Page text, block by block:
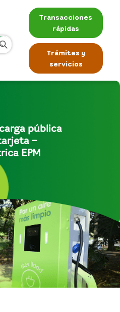
Transacciones
rápidas
Trámites y
servicios
pública
–
EPM